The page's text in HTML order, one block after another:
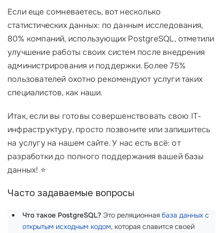
Если еще сомневаетесь, вот несколько
статистических данных: по данным исследования,
80% компаний, использующих PostgreSQL, отметили
улучшение работы своих систем после внедрения
администрирования и поддержки. Более 75%
пользователей охотно рекомендуют услуги таких
специалистов, как наши.
Итак, если вы готовы совершенствовать свою IT-
инфраструктуру, просто позвоните или запишитесь
на услугу на нашем сайте. У нас есть всё: от
разработки до полного поддержания вашей базы
данных! ⭐
Часто задаваемые вопросы
Что такое PostgreSQL? Это реляционная база данных с
открытым исходным кодом, которая славится своей